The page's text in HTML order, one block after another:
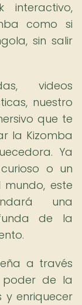
interactivo,
como si
sin salir
videos
nuestro
que te
la Kizomba
Ya
o un
este
una
de la
a través
de la
enriquecer